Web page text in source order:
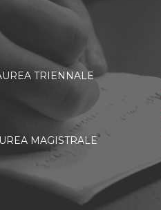
TRIENNALE
MAGISTRALE